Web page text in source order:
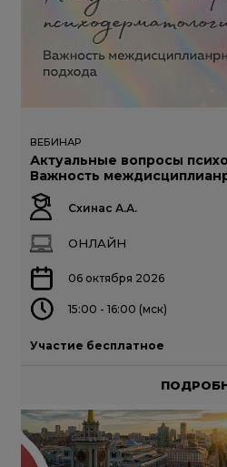
ВЕБИНАР
Актуальные вопросы
Важность
Схинас А.А.
ОНЛАЙН
06 октября 2026
15:00 - 16:00 (мск)
Участие бесплатное